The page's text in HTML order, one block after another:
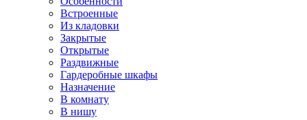
Встроенные
Из кладовки
Закрытые
Открытые
Раздвижные
Гардеробные шкафы
Назначение
В комнату
В нишу